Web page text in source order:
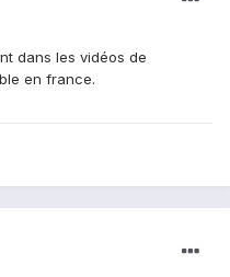
dans les vidéos de
en france.